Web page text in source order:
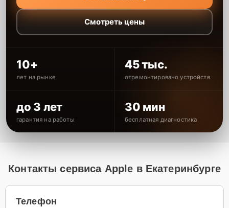
Смотреть цены
10+
лет на рынке
45 тыс.
отремонтировано устройств
до 3 лет
гарантия на работы
30 мин
бесплатная диагностика
Контакты сервиса Apple в Екатеринбурге
Телефон